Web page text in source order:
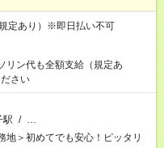
定あり）※即日払い不可
ン代も全額支給（規定あ
さい
駅 / …
地＞初めてでも安心！ピッタリ